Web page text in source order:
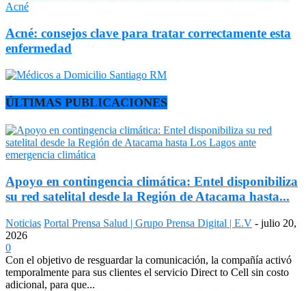
Acné
Acné: consejos clave para tratar correctamente esta
enfermedad
ÚLTIMAS PUBLICACIONES
Apoyo en contingencia climática: Entel disponibiliza
su red satelital desde la Región de Atacama hasta...
Noticias Portal Prensa Salud | Grupo Prensa Digital | E.V - julio 20,
2026
0
Con el objetivo de resguardar la comunicación, la compañía activó
temporalmente para sus clientes el servicio Direct to Cell sin costo
adicional, para que...